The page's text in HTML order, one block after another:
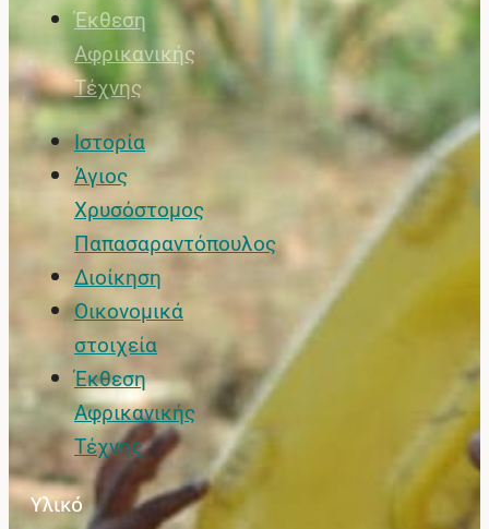
Έκθεση
Αφρικανικής
Τέχνης
Ιστορία
Άγιος
Χρυσόστομος
Παπασαραντόπουλος
Διοίκηση
Οικονομικά
στοιχεία
Έκθεση
Αφρικανικής
Τέχνης
Υλικό